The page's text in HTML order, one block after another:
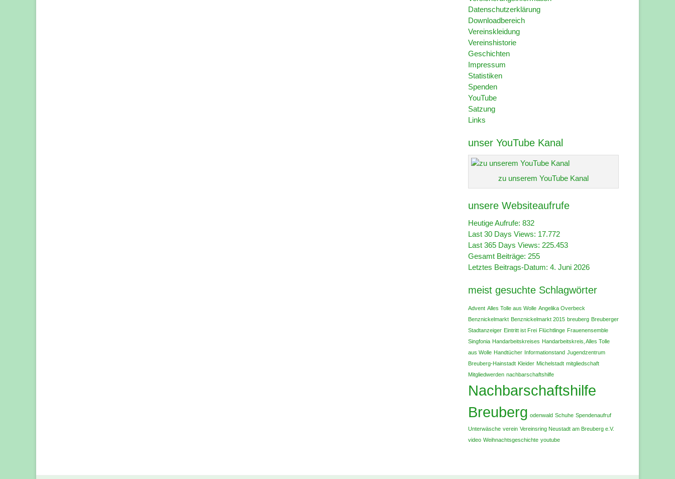
Datenschutzerklärung
Downloadbereich
Vereinskleidung
Vereinshistorie
Geschichten
Impressum
Statistiken
Spenden
YouTube
Satzung
Links
unser YouTube Kanal
zu unserem YouTube Kanal
unsere Websiteaufrufe
Heutige Aufrufe: 832
Last 30 Days Views: 17.772
Last 365 Days Views: 225.453
Gesamt Beiträge: 255
Letztes Beitrags-Datum: 4. Juni 2026
meist gesuchte Schlagwörter
Advent Alles Tolle aus Wolle Angelika Overbeck
Benznickelmarkt Benznickelmarkt 2015 breuberg Breuberger
Stadtanzeiger Eintritt ist Frei Flüchtlinge Frauenensemble
Singfonia Handarbeitskreises Handarbeitskreis‚ Alles Tolle
aus Wolle Handtücher Informationstand Jugendzentrum
Breuberg-Hainstadt Kleider Michelstadt mitgliedschaft
Mitgliedwerden nachbarschaftshilfe
Nachbarschaftshilfe
Breuberg odenwald Schuhe Spendenaufruf
Unterwäsche verein Vereinsring Neustadt am Breuberg e.V.
video Weihnachtsgeschichte youtube